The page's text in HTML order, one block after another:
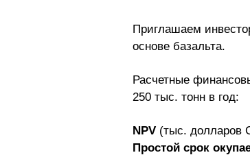
Приглашаем
основе базальта.
Расчетные
250 тыс. тонн в год:
NPV (тыс. долларов
Простой срок